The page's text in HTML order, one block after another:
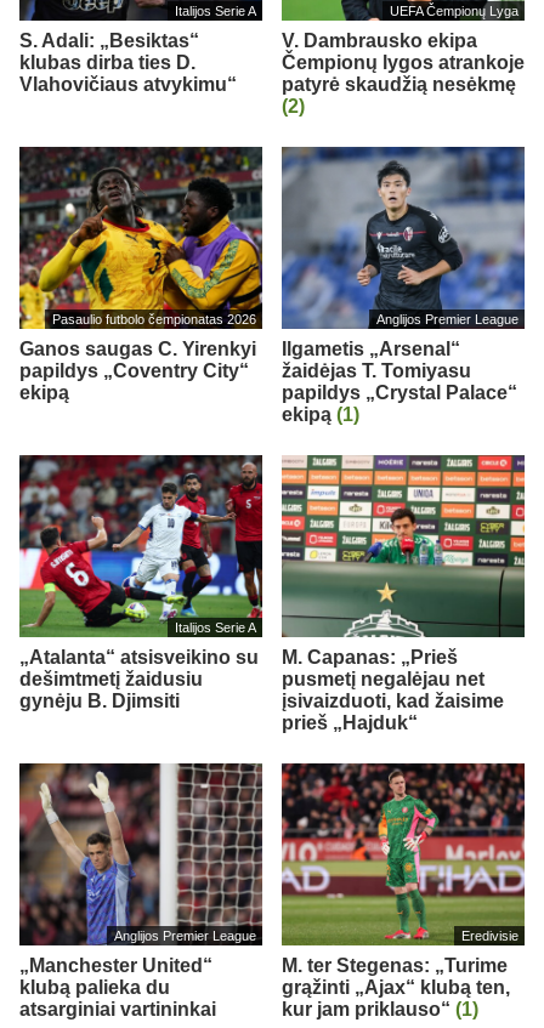
Italijos Serie A
S. Adali: „Besiktas“
klubas dirba ties D.
Vlahovičiaus atvykimu“
UEFA Čempionų Lyga
V. Dambrausko ekipa
Čempionų lygos atrankoje
patyrė skaudžią nesėkmę
(2)
Pasaulio futbolo čempionatas 2026
Ganos saugas C. Yirenkyi
papildys „Coventry City“
ekipą
Anglijos Premier League
Ilgametis „Arsenal“
žaidėjas T. Tomiyasu
papildys „Crystal Palace“
ekipą (1)
Italijos Serie A
„Atalanta“ atsisveikino su
dešimtmetį žaidusiu
gynėju B. Djimsiti
M. Capanas: „Prieš
pusmetį negalėjau net
įsivaizduoti, kad žaisime
prieš „Hajduk“
Anglijos Premier League
„Manchester United“
klubą palieka du
atsarginiai vartininkai
Eredivisie
M. ter Stegenas: „Turime
grąžinti „Ajax“ klubą ten,
kur jam priklauso“ (1)